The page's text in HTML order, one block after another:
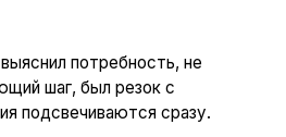
потребность, не
шаг, был резок с
подсвечиваются сразу.